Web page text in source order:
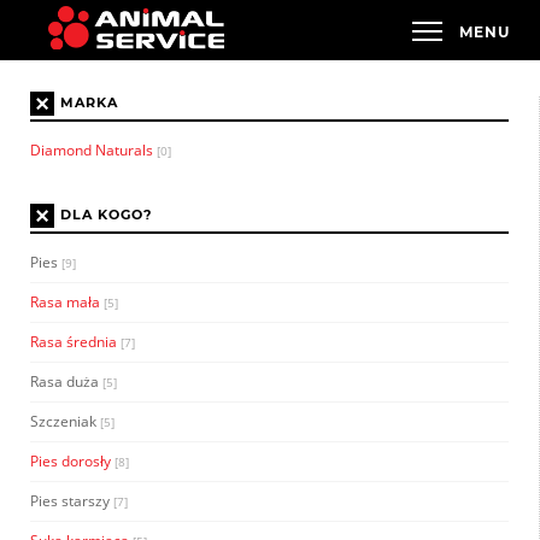
× MARKA
Diamond Naturals [0]
× DLA KOGO?
Pies [9]
Rasa mała [5]
Rasa średnia [7]
Rasa duża [5]
Szczeniak [5]
Pies dorosły [8]
Pies starszy [7]